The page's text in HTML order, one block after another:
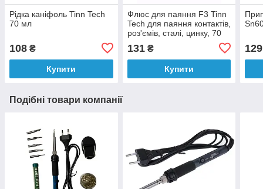
Рідка каніфоль Tinn Tech
70 мл
108 ₴
Купити
Флюс для паяння F3 Tinn
Tech для паяння контактів,
роз'ємів, сталі, цинку, 70
131₴
Купити
129
Подібні товари компанії